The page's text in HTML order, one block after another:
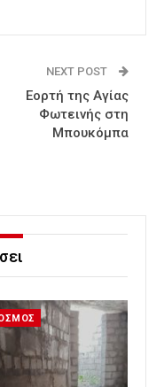
NEXT POST
Εορτή της Αγίας
Φωτεινής στη
Μπουκόμπα